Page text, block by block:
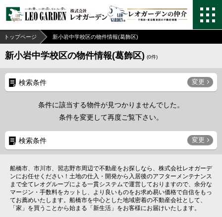
トップページ 新小岩中学校区の物件情報(葛飾区)
新小岩中学校区の物件情報(葛飾区) (0件)
検索条件 変更
条件に該当する物件が見つかりませんでした。
条件を変更して再度ご覧下さい。
検索条件 変更
船橋市、市川市、習志野市周辺で不動産をお探しなら、株式会社レオガーデ
ンにお任せください！土地の仕入・開発から入居後のアフターメンテナンス
まで全てレオグループによる一貫システムで運営しておりますので、余分な
マージン・手数料をカットし、より良いものをお求め易い価格で自信をもっ
てお薦めいたします。船橋市を中心とした地域密着の不動産会社として、
「家」を買うことから始まる「新生活」をお客様にお届けいたします。